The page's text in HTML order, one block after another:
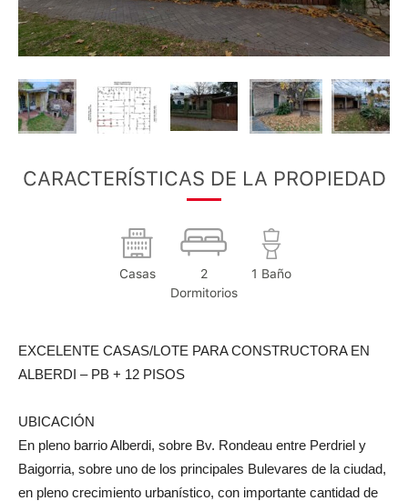
CARACTERÍSTICAS DE LA PROPIEDAD
Casas
2
Dormitorios
1 Baño
EXCELENTE CASAS/LOTE PARA CONSTRUCTORA EN
ALBERDI – PB + 12 PISOS
UBICACIÓN
En pleno barrio Alberdi, sobre Bv. Rondeau entre Perdriel y
Baigorria, sobre uno de los principales Bulevares de la ciudad,
en pleno crecimiento urbanístico, con importante cantidad de